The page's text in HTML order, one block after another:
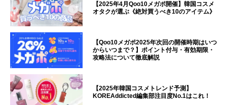
【2025年4月Qoo10メガポ開催】韓国コスメ
オタクが選ぶ《絶対買うべき10のアイテム》
【Qoo10メガポ2025年次回の開催時期はいつ
からいつまで？】ポイント付与・有効期限・
攻略法について徹底解説
【2025年韓国コスメトレンド予測】
KOREAddicted編集部注目度No.1はこれ！